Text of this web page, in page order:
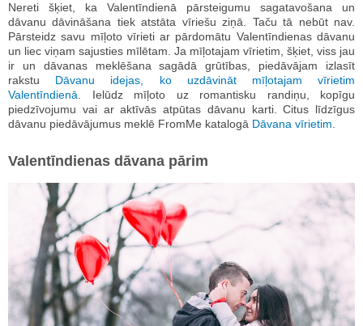
Nereti šķiet, ka Valentīndienā pārsteigumu sagatavošana un
dāvanu dāvināšana tiek atstāta vīriešu ziņā. Taču tā nebūt nav.
Pārsteidz savu mīļoto vīrieti ar pārdomātu Valentīndienas dāvanu
un liec viņam sajusties mīlētam. Ja mīļotajam vīrietim, šķiet, viss jau
ir un dāvanas meklēšana sagādā grūtības, piedāvājam izlasīt
rakstu Dāvanu idejas, ko uzdāvināt mīļotajam vīrietim
Valentīndienā . Ielūdz mīļoto uz romantisku randiņu, kopīgu
piedzīvojumu vai ar aktīvās atpūtas dāvanu karti. Citus līdzīgus
dāvanu piedāvājumus meklē FromMe katalogā Dāvana vīrietim
Valentīndienas dāvana pārim